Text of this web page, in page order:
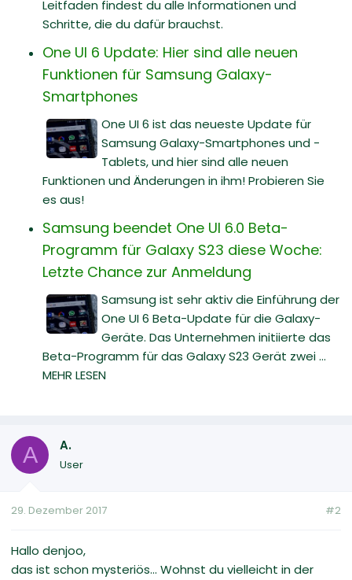
Leitfaden findest du alle Informationen und
Schritte, die du dafür brauchst.
One UI 6 Update: Hier sind alle neuen
Funktionen für Samsung Galaxy-
Smartphones
One UI 6 ist das neueste Update für
Samsung Galaxy-Smartphones und -
Tablets, und hier sind alle neuen
Funktionen und Änderungen in ihm! Probieren Sie
es aus!
Samsung beendet One UI 6.0 Beta-
Programm für Galaxy S23 diese Woche:
Letzte Chance zur Anmeldung
Samsung ist sehr aktiv die Einführung der
One UI 6 Beta-Update für die Galaxy-
Geräte. Das Unternehmen initiierte das
Beta-Programm für das Galaxy S23 Gerät zwei ...
MEHR LESEN
A A.
User
29. Dezember 2017 #2
Hallo denjoo,
das ist schon mysteriös... Wohnst du vielleicht in der